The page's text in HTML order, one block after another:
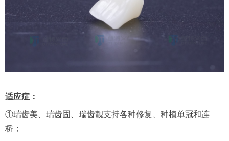
适应症：
①瑞齿美、瑞齿固、瑞齿靓支持各种修复、种植单冠和连
桥；